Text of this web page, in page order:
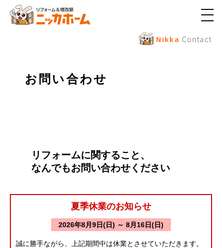
メ
ュ
Nikka Contact
お問い合わせ
リフォームに関すること、
なんでもお問い合わせください
夏季休業のお知らせ
2026年8月9日(日) ～ 8月16日(日)
誠に勝手ながら、上記期間中は休業とさせていただきます。